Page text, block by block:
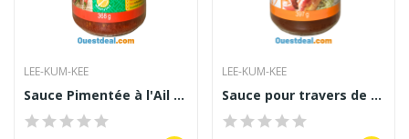
LEE-KUM-KEE
Sauce Pimentée à l'Ail de LEE KUM KEE 368 g
LEE-KUM-KEE
Sauce pour travers de porc LEE KUM KEE 397 g